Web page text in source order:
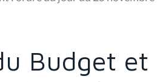
Budget et